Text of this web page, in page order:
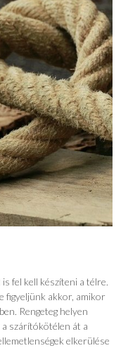
fel kell készíteni a télre.
figyeljünk akkor, amikor
Rengeteg helyen
szárítókötélen át a
elkerülése